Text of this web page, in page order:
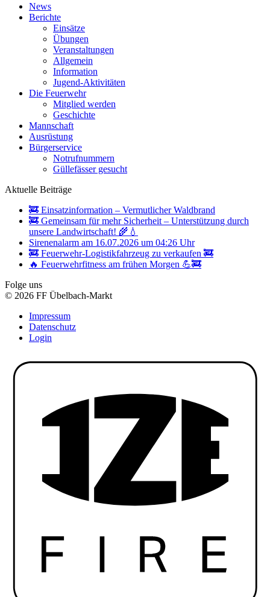
News
Berichte
Einsätze
Übungen
Veranstaltungen
Allgemein
Information
Jugend-Aktivitäten
Die Feuerwehr
Mitglied werden
Geschichte
Mannschaft
Ausrüstung
Bürgerservice
Notrufnummern
Güllefässer gesucht
Aktuelle Beiträge
🚒 Einsatzinformation – Vermutlicher Waldbrand
🚒 Gemeinsam für mehr Sicherheit – Unterstützung durch
unsere Landwirtschaft! 🌾💧
Sirenenalarm am 16.07.2026 um 04:26 Uhr
🚒 Feuerwehr-Logistikfahrzeug zu verkaufen 🚒
🔥 Feuerwehrfitness am frühen Morgen 💪🚒
Folge uns
© 2026 FF Übelbach-Markt
Impressum
Datenschutz
Login